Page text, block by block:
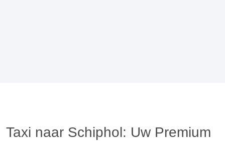
Taxi naar Schiphol: Uw Premium